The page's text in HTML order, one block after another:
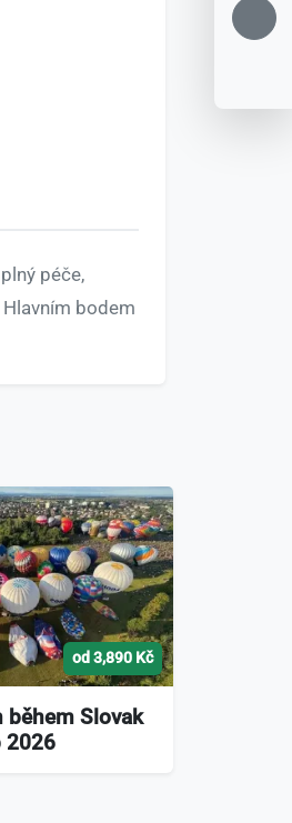
péče,
bodem
od 3,890 Kč
během Slovak
2026